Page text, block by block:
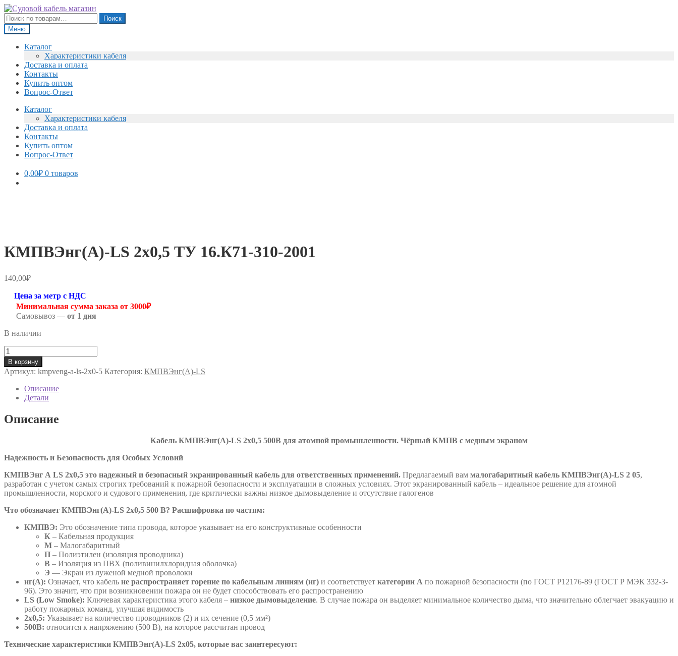
Перейти
к
навигации
Перейти
к
содержимому
Искать:
Поиск
Меню
Каталог
Характеристики кабеля
Доставка и оплата
Контакты
Купить оптом
Вопрос-Ответ
Каталог
Характеристики кабеля
Доставка и оплата
Контакты
Купить оптом
Вопрос-Ответ
0,00₽ 0 товаров
КМПВЭнг(А)-LS 2х0,5 ТУ 16.К71-310-2001
140,00₽
Цена за метр с НДС
Минимальная сумма заказа от 3000₽
Самовывоз — от 1 дня
В наличии
Количество
товара
КМПВЭнг(А)-
LS
2х0,5
16.К71-
310-
2001
В корзину
Артикул: kmpveng-a-ls-2х0-5 Категория: КМПВЭнг(А)-LS
Описание
Детали
Описание
Кабель КМПВЭнг(А)-LS 2х0,5 500В для атомной промышленности. Чёрный КМПВ с медным экраном
Надежность и Безопасность для Особых Условий
КМПВЭнг А LS 2х0,5 это надежный и безопасный экранированный кабель для ответственных применений. Предлагаемый вам малогабаритный кабель КМПВЭнг(А)-LS 2 05,
разработан с учетом самых строгих требований к пожарной безопасности и эксплуатации в сложных условиях. Этот экранированный кабель – идеальное решение для атомной
промышленности, морского и судового применения, где критически важны низкое дымовыделение и отсутствие галогенов
Что обозначает КМПВЭнг(А)-LS 2х0,5 500 В? Расшифровка по частям:
КМПВЭ: Это обозначение типа провода, которое указывает на его конструктивные особенности
К – Кабельная продукция
М – Малогабаритный
П – Полиэтилен (изоляция проводника)
В – Изоляция из ПВХ (поливинилхлоридная оболочка)
Э — Экран из луженой медной проволоки
нг(А): Означает, что кабель не распространяет горение по кабельным линиям (нг) и соответствует категории А по пожарной безопасности (по ГОСТ Р12176-89 (ГОСТ Р МЭК 332-3-
96). Это значит, что при возникновении пожара он не будет способствовать его распространению
LS (Low Smoke): Ключевая характеристика этого кабеля – низкое дымовыделение. В случае пожара он выделяет минимальное количество дыма, что значительно облегчает эвакуацию и
работу пожарных команд, улучшая видимость
2х0,5: Указывает на количество проводников (2) и их сечение (0,5 мм²)
500В: относится к напряжению (500 В), на которое рассчитан провод
Технические характеристики КМПВЭнг(А)-LS 2х05, которые вас заинтересуют: